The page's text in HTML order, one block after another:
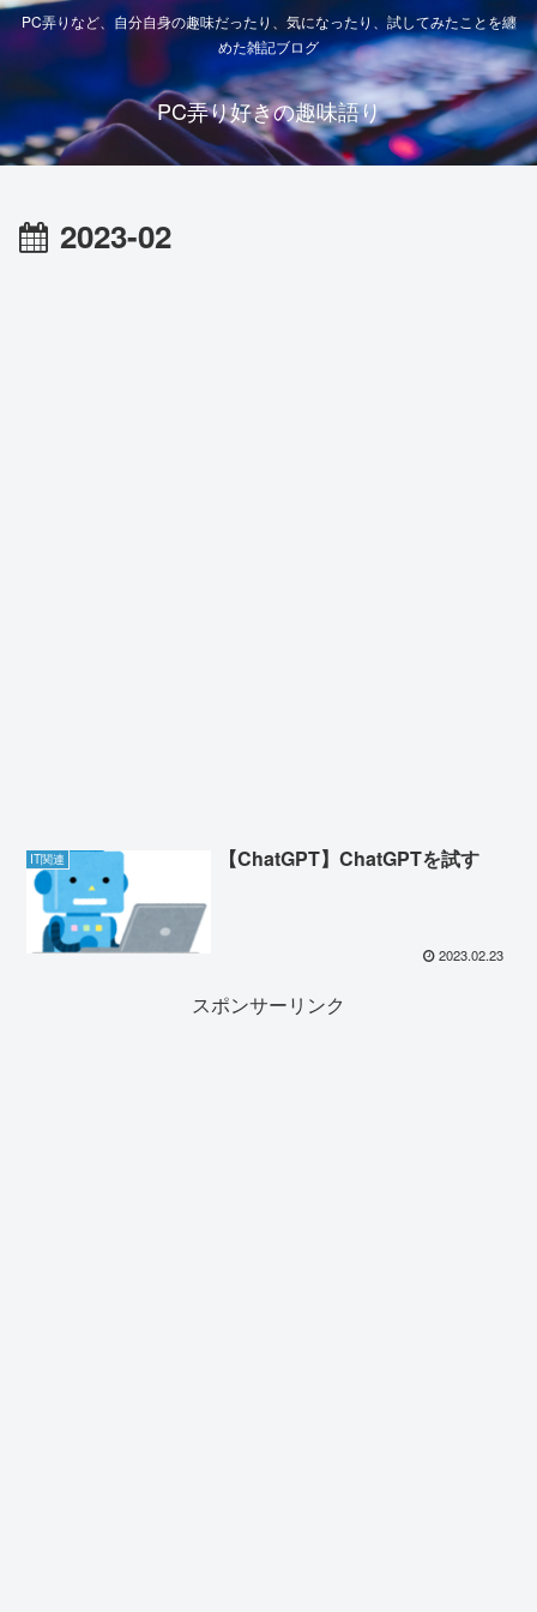
PC弄りなど、自分自身の趣味だったり、気になったり、試してみたことを纏
めた雑記ブログ
PC弄り好きの趣味語り
2023-02
IT関連 【ChatGPT】ChatGPTを試す
2023.02.23
スポンサーリンク